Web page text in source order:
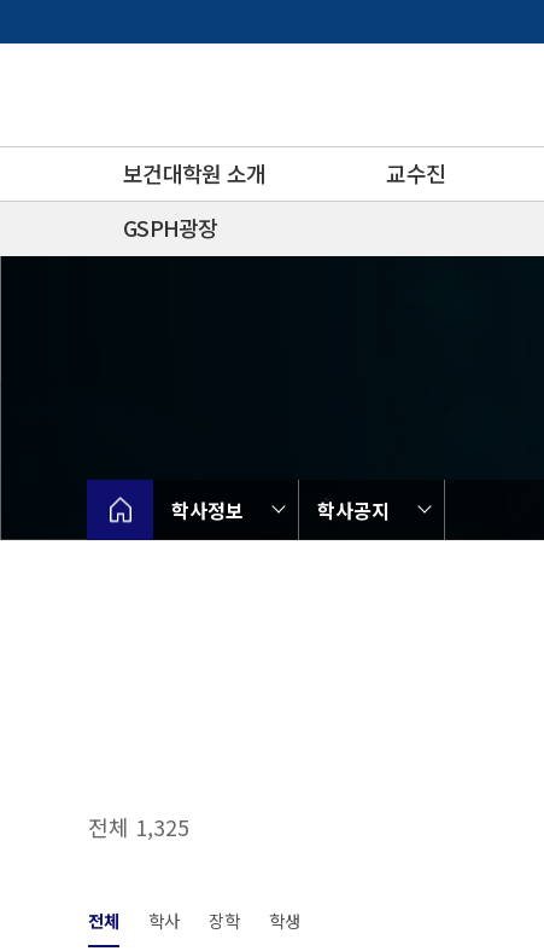
로
보건대학원 소개 교수진
GSPH광장
학사정보 학사공지
전체 1,325
전체 학사 장학 학생